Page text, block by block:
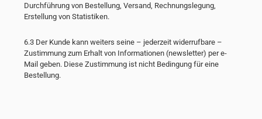
Durchführung von Bestellung, Versand, Rechnungslegung,
Erstellung von Statistiken.
6.3 Der Kunde kann weiters seine – jederzeit widerrufbare –
Zustimmung zum Erhalt von Informationen (newsletter) per e-
Mail geben. Diese Zustimmung ist nicht Bedingung für eine
Bestellung.